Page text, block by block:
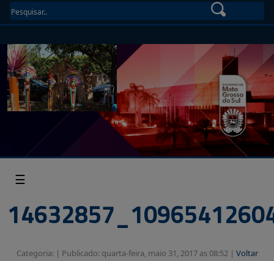
☰
Categoria: | Publicado: quarta-feira, maio 31, 2017 as 08:52 | Voltar